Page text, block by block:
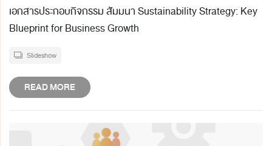
เอกสารประกอบกิจกรรม สัมมนา Sustainability Strategy: Key
Blueprint for Business Growth
Slideshow
READ MORE